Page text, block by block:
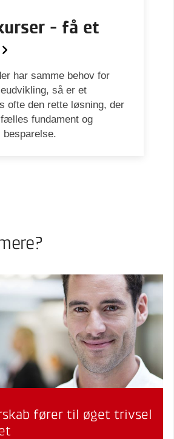
- få et
har samme behov for
så er et
ofte den rette løsning, der
fundament og
fører til øget trivsel